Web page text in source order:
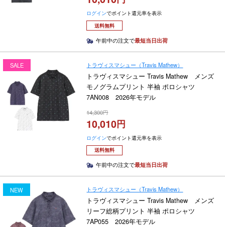
ログインでポイント還元率を表示
送料無料
午前中の注文で最短当日出荷
SALE トラヴィスマシュー（Travis Mathew）
トラヴィスマシュー Travis Mathew メンズ
モノグラムプリント 半袖 ポロシャツ
7AN008 2026年モデル
14,300
10,010
ログインでポイント還元率を表示
送料無料
午前中の注文で最短当日出荷
NEW トラヴィスマシュー（Travis Mathew）
トラヴィスマシュー Travis Mathew メンズ
リーフ総柄プリント 半袖 ポロシャツ
7AP055 2026年モデル